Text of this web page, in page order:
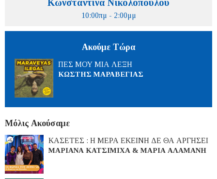
Κωνσταντίνα Νικολοπούλου
10:00πμ - 2:00μμ
Ακούμε Τώρα
ΠΕΣ ΜΟΥ ΜΙΑ ΛΕΞΗ
ΚΩΣΤΗΣ ΜΑΡΑΒΕΓΙΑΣ
Μόλις Ακούσαμε
ΚΑΣΕΤΕΣ : Η ΜΕΡΑ ΕΚΕΙΝΗ ΔΕ ΘΑ ΑΡΓΗΣΕΙ
ΜΑΡΙΑΝΑ ΚΑΤΣΙΜΙΧΑ & ΜΑΡΙΑ ΑΛΑΜΑΝΗ